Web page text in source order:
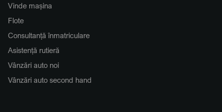
Vinde mașina
Flote
Consultanță înmatriculare
Asistență rutieră
Vânzări auto noi
Vânzări auto second hand